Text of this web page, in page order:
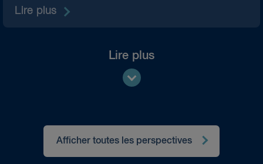
Lire plus
Lire plus
Afficher toutes les perspectives